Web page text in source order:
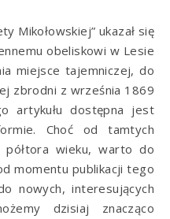
obeliskowi w Lesie
miejsce tajemniczej, do
zbrodni z września 1869
artykułu dostępna jest
Choć od tamtych
półtora wieku, warto do
momentu publikacji tego
nowych, interesujących
dzisiaj znacząco